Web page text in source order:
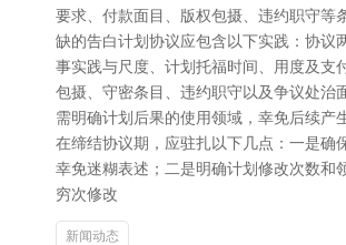
要求、付款面目、版权包摄、违约职守等
缺的告白计划协议应包含以下实践：协议
事实践与尺度、计划托福时间、用度及支
包摄、守密条目、违约职守以及争议处治
需明确计划后果的使用领域，幸免后续产
在缔结协议期，应驻扎以下几点：一是确
幸免迷糊表述；二是明确计划修改次数和
穷次修改
新闻动态